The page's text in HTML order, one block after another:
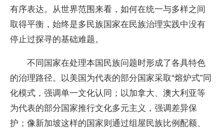
有序表达。从世界范围来看，如何在统一与多样之间
取得平衡，始终是多民族国家在民族治理实践中没有
停止过探寻的基础难题。
不同国家在处理本国民族问题时形成了各具特色
的治理路径。以美国为代表的部分国家采取“熔炉式”同
化模式，强调单一文化认同；以加拿大、澳大利亚等
为代表的部分国家推行文化多元主义，强调差异保
护；像新加坡这样的国家则通过组屋民族比例配额、